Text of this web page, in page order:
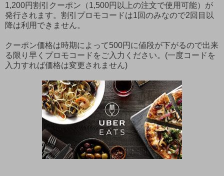
1,200円割引クーポン（1,500円以上の注文で使用可能）が
発行されます。割引プロモコードは1回のみなので2回目以
降は利用できません。
クーポン価格は時期によって500円に値段が下がるので出来
る限り早くプロモコードをご入力ください。(一度コードを
入力すれば価格は変更されません)